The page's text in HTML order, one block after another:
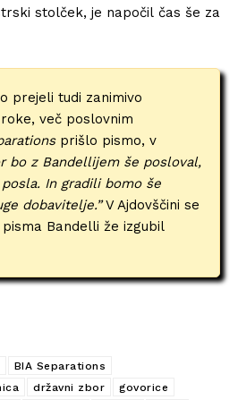
stolček, je napočil čas še za
prejeli tudi zanimivo
več poslovnim
prišlo pismo, v
bo z Bandellijem še posloval,
In gradili bomo še
dobavitelje.”V Ajdovščini se
Bandelli že izgubil
BIA Separations
državni zbor
govorice